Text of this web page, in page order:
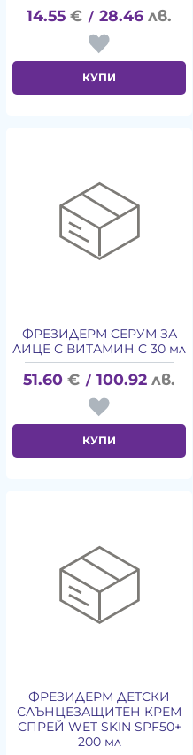
14.55 € / 28.46 лв.
КУПИ
ФРЕЗИДЕРМ СЕРУМ ЗА
ЛИЦЕ С ВИТАМИН C 30 мл
51.60 € / 100.92 лв.
КУПИ
ФРЕЗИДЕРМ ДЕТСКИ
СЛЪНЦЕЗАЩИТЕН КРЕМ
СПРЕЙ WET SKIN SPF50+
200 мл